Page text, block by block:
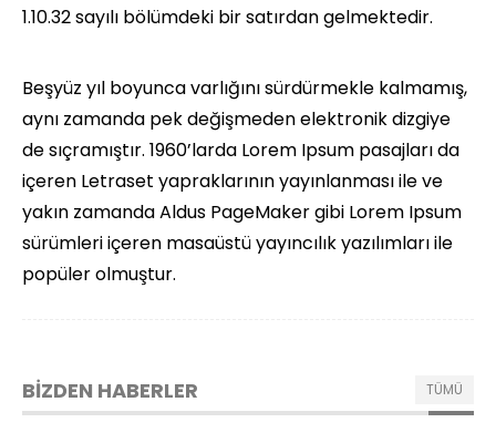
1.10.32 sayılı bölümdeki bir satırdan gelmektedir.
Beşyüz yıl boyunca varlığını sürdürmekle kalmamış,
aynı zamanda pek değişmeden elektronik dizgiye
de sıçramıştır. 1960’larda Lorem Ipsum pasajları da
içeren Letraset yapraklarının yayınlanması ile ve
yakın zamanda Aldus PageMaker gibi Lorem Ipsum
sürümleri içeren masaüstü yayıncılık yazılımları ile
popüler olmuştur.
BİZDEN HABERLER TÜMÜ